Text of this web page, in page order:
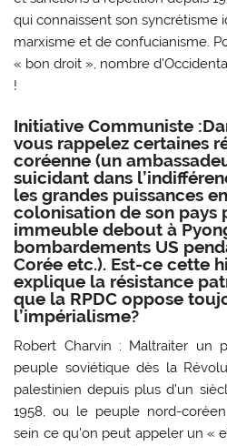
qui connaissent son syncrétisme
marxisme et de confucianisme.
« bon droit », nombre
!
Initiative Communiste
vous rappelez certaines
coréenne (un
suicidant dans
les grandes puissances
colonisation de son pays
immeuble debout à
bombardements US
Corée etc.). Est-ce cette
explique la résistance
que la RPDC oppose
l’impérialisme?
Robert Charvin : Maltraiter un
peuple soviétique dès la
palestinien depuis plus d’un
1958, ou le peuple nord-
sein ce qu’on peut appeler un «